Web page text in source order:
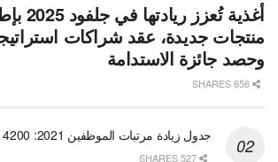
أغذية تُعزز
منتجات جديدة، عقد شراكات
وحصد جائزة الاستدامة
جدول زيادة مرتبات الموظفين 2021: 4200 جنيه للدرجة الأولى